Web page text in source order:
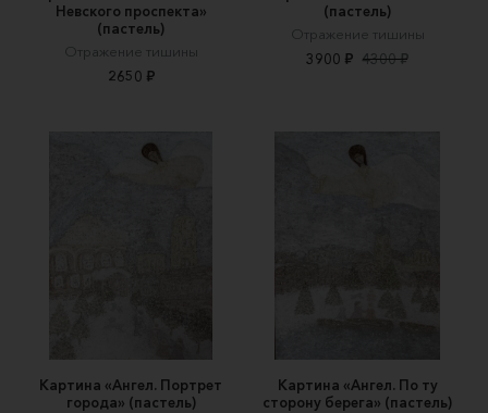
Невского проспекта»
(пастель)
Отражение тишины
2650 ₽
(пастель)
Отражение тишины
3900 ₽ 4300 ₽
Картина «Ангел. Портрет
города» (пастель)
Картина «Ангел. По ту
сторону берега» (пастель)